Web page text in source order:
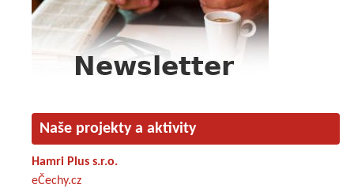
Naše projekty a aktivity
Hamri Plus s.r.o.
eČechy.cz